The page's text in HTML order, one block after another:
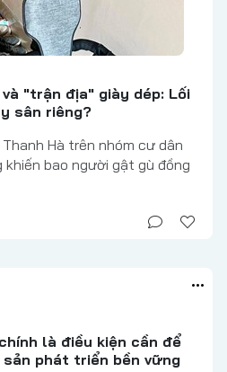
"trận địa" giày dép: Lối
sân riêng?
Hà trên nhóm cư dân
bao người gật gù đồng
là điều kiện cần để
phát triển bền vững